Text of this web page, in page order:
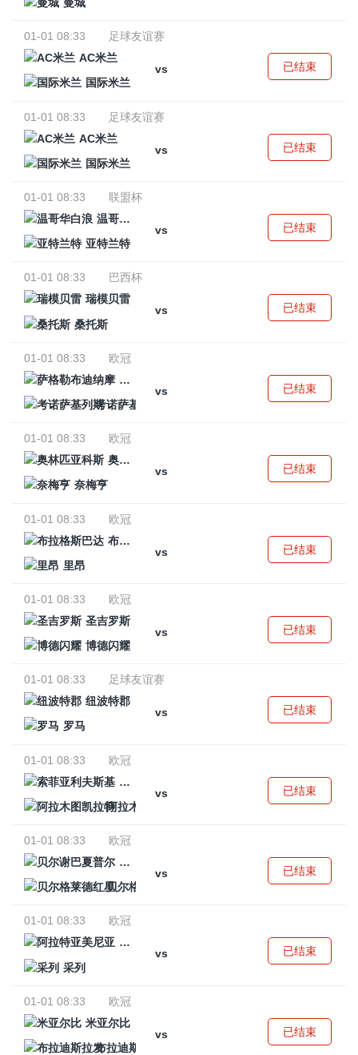
01-01 08:33
足球友谊赛
AC米兰
vs
国际米兰
已结束
01-01 08:33
足球友谊赛
AC米兰
vs
国际米兰
已结束
01-01 08:33
联盟杯
温哥华白浪
vs
亚特兰特
已结束
01-01 08:33
巴西杯
瑞模贝雷
vs
桑托斯
已结束
01-01 08:33
欧冠
萨格勒布迪纳摩
vs
考诺萨基列斯
已结束
01-01 08:33
欧冠
奥林匹亚科斯
vs
奈梅亨
已结束
01-01 08:33
欧冠
布拉格斯巴达
vs
里昂
已结束
01-01 08:33
欧冠
圣吉罗斯
vs
博德闪耀
已结束
01-01 08:33
足球友谊赛
纽波特郡
vs
罗马
已结束
01-01 08:33
欧冠
索菲亚利夫斯基
vs
阿拉木图凯拉特
已结束
01-01 08:33
欧冠
贝尔谢巴夏普尔
vs
贝尔格莱德红星
已结束
01-01 08:33
欧冠
阿拉特亚美尼亚
vs
采列
已结束
01-01 08:33
欧冠
米亚尔比
vs
布拉迪斯拉发
已结束